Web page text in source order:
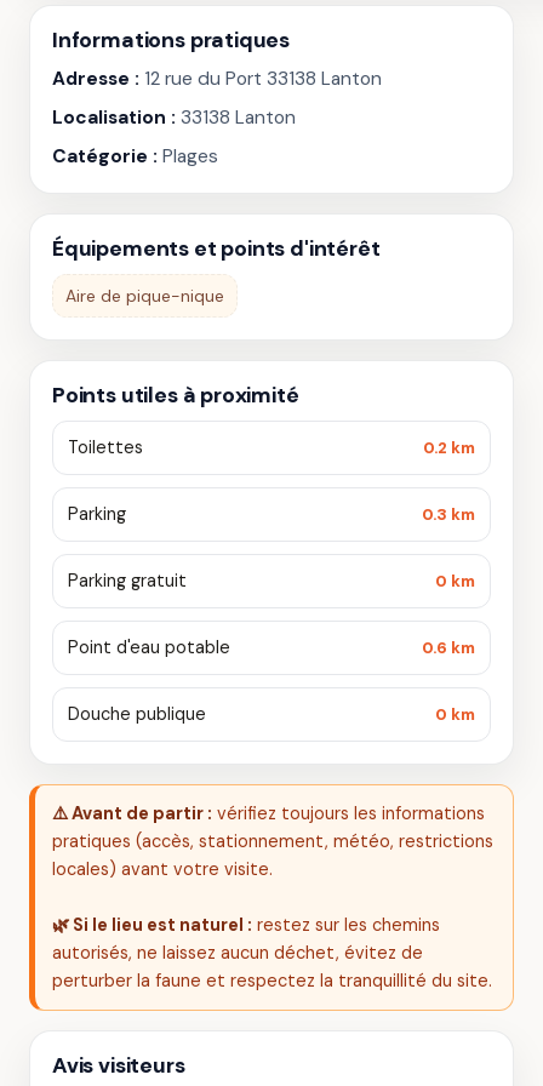
Informations pratiques
Adresse : 12 rue du Port 33138 Lanton
Localisation : 33138 Lanton
Catégorie : Plages
Équipements et points d'intérêt
Aire de pique-nique
Points utiles à proximité
Toilettes 0.2 km
Parking 0.3 km
Parking gratuit 0 km
Point d'eau potable 0.6 km
Douche publique 0 km
⚠️ Avant de partir : vérifiez toujours les informations
pratiques (accès, stationnement, météo, restrictions
locales) avant votre visite.
🌿 Si le lieu est naturel : restez sur les chemins
autorisés, ne laissez aucun déchet, évitez de
perturber la faune et respectez la tranquillité du site.
Avis visiteurs